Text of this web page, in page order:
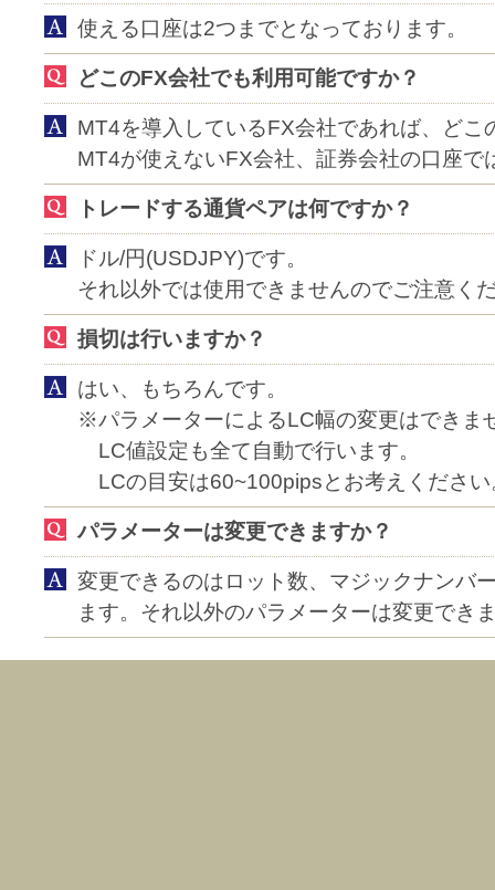
使える口座は2つまでとなっております。
どこのFX会社でも利用可能ですか？
MT4を導入しているFX会社であれば、どこ
MT4が使えないFX会社、証券会社の口座で
トレードする通貨ペアは何ですか？
ドル/円(USDJPY)です。
それ以外では使用できませんのでご注意く
損切は行いますか？
はい、もちろんです。
※パラメーターによるLC幅の変更はできま
LC値設定も全て自動で行います。
LCの目安は60~100pipsとお考えください
パラメーターは変更できますか？
変更できるのはロット数、マジックナンバ
ます。それ以外のパラメーターは変更でき